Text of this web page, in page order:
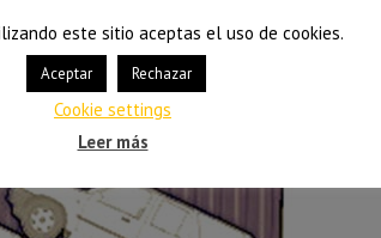
este sitio aceptas el uso de cookies.
Aceptar Rechazar
Cookie settings
Leer más